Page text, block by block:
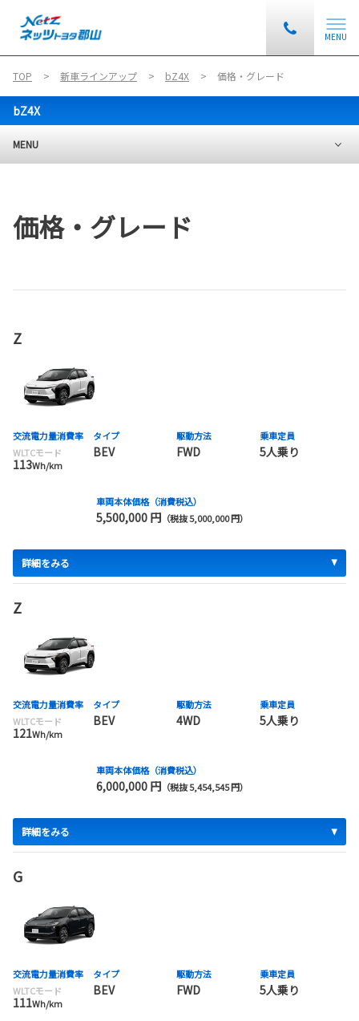
MENU
TOP 新車ラインアップ bZ4X 価格・グレード
bZ4X
MENU
価格・グレード
Z
交流電力量消費率
WLTCモード
113Wh/km
タイプ
BEV
駆動方法
FWD
乗車定員
5人乗り
車両本体価格（消費税込）
5,500,000 円 （税抜 5,000,000 円）
詳細をみる
Z
交流電力量消費率
WLTCモード
121Wh/km
タイプ
BEV
駆動方法
4WD
乗車定員
5人乗り
車両本体価格（消費税込）
6,000,000 円（税抜 5,454,545 円）
詳細をみる
G
交流電力量消費率
WLTCモード
111Wh/km
タイプ
BEV
駆動方法
FWD
乗車定員
5人乗り